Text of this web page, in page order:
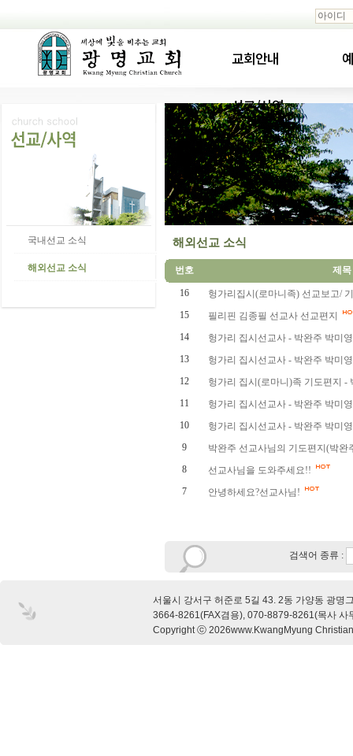
교회안내
선교/사역
국내선교 소식
해외선교 소식
해외선교 소식
번호 제목
16
헝가리집시(로마니족) 선교보고/
15
필리핀 김종필 선교사 선교편지
14
헝가리 집시선교사 - 박완주 박미
13
헝가리 집시선교사 - 박완주 박미
12
헝가리 집시(로마니)족 기도편지 -
11
헝가리 집시선교사 - 박완주 박미
10
헝가리 집시선교사 - 박완주 박미
9
박완주 선교사님의 기도편지(박완
8
선교사님을 도와주세요!!
7
안녕하세요?선교사님!
검색어 종류 :
서울시 강서구 허준로 5길 43. 2동 가양동 광명
3664-8261(FAX겸용), 070-8879-8261(목사 사
Copyright ⓒ 2026www.KwangMyung